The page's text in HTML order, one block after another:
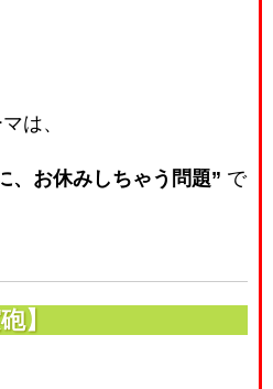
は、
、お休みしちゃう問題” で
】